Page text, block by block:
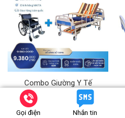
Combo Giường Y Tế
DCN05 Và Xe Lăn Có Bô
Vệ Sinh NKT – W106
9.380.000₫
Gọi điện Nhắn tin